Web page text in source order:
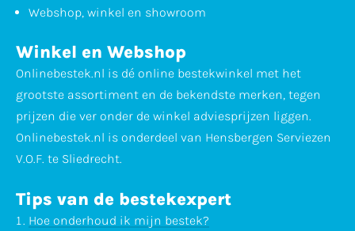
Webshop, winkel en showroom
Winkel en Webshop
Onlinebestek.nl is dé online bestekwinkel met het
grootste assortiment en de bekendste merken, tegen
prijzen die ver onder de winkel adviesprijzen liggen.
Onlinebestek.nl is onderdeel van Hensbergen Serviezen
V.O.F. te Sliedrecht.
Tips van de bestekexpert
Hoe onderhoud ik mijn bestek?